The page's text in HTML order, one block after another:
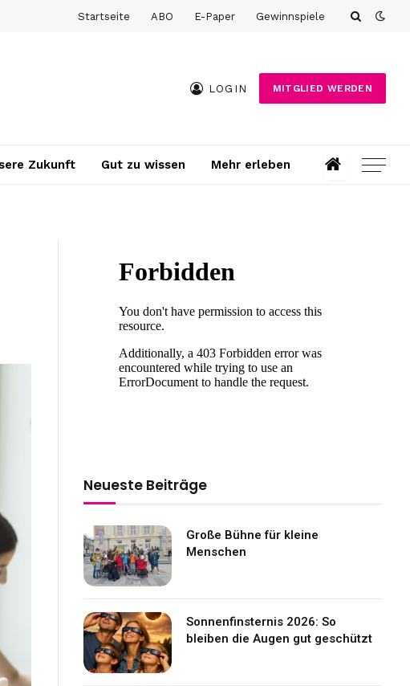
Startseite ABO E-Paper Gewinnspiele
LOGIN MITGLIED WERDEN
Zukunft Gut zu wissen Mehr erleben
Neueste Beiträge
Große Bühne für kleine
Menschen
Sonnenfinsternis 2026: So
bleiben die Augen gut geschützt